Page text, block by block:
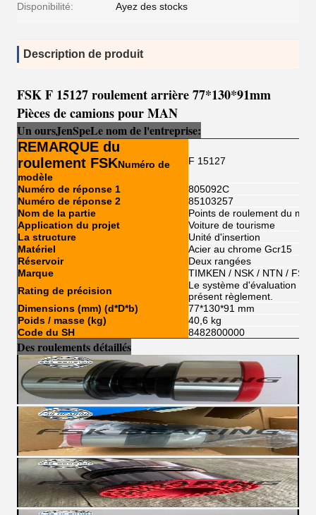
Disponibilité: Ayez des stocks
Description de produit
FSK F 15127 roulement arrière 77*130*91mm
Pièces de camions pour MAN
Un oursJenSpeLe nom de l'entreprise:
REMARQUE du
roulement FSKNuméro de
modèle
F 15127
Numéro de réponse 1
805092C
Numéro de réponse 2
85103257
Nom de la partie
Points de roulement du
Application du projet
Voiture de tourisme
La structure
Unité d'insertion
Matériel
Acier au chrome Gcr15
Réservoir
Deux rangées
Marque
TIMKEN / NSK / NTN /
Rating de précision
Le système d'évaluation de
présent règlement.
Dimensions (mm) (d*D*b)
77*130*91 mm
Poids / masse (kg)
40,6 kg
Code du SH
8482800000
Des roulements détaillés